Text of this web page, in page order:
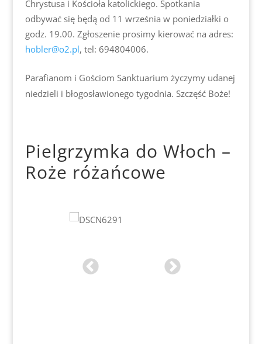
Chrystusa i Kościoła katolickiego. Spotkania
odbywać się będą od 11 września w poniedziałki o
godz. 19.00. Zgłoszenie prosimy kierować na adres:
hobler@o2.pl, tel: 694804006.
Parafianom i Gościom Sanktuarium życzymy udanej
niedzieli i błogosławionego tygodnia. Szczęść Boże!
Pielgrzymka do Włoch –
Roże różańcowe